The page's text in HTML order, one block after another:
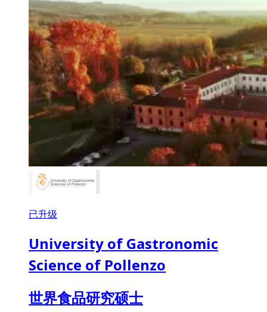
已升级
University of Gastronomic
Science of Pollenzo
世界食品研究硕士